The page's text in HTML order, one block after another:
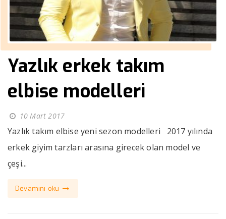
Yazlık erkek takım
elbise modelleri
10 Mart 2017
Yazlık takım elbise yeni sezon modelleri 2017 yılında
erkek giyim tarzları arasına girecek olan model ve
çeşi...
Devamını oku